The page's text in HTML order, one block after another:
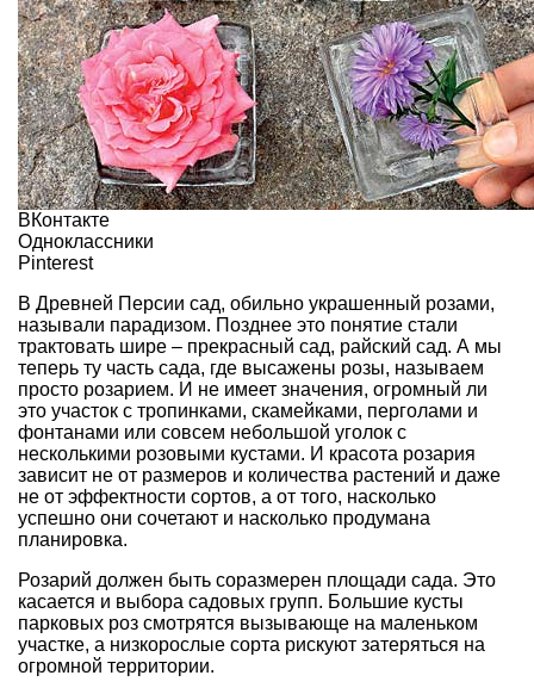
ВКонтакте
Одноклассники
Pinterest
В Древней Персии сад, обильно украшенный розами,
называли парадизом. Позднее это понятие стали
трактовать шире – прекрасный сад, райский сад. А мы
теперь ту часть сада, где высажены розы, называем
просто розарием. И не имеет значения, огромный ли
это участок с тропинками, скамейками, перголами и
фонтанами или совсем небольшой уголок с
несколькими розовыми кустами. И красота розария
зависит не от размеров и количества растений и даже
не от эффектности сортов, а от того, насколько
успешно они сочетают и насколько продумана
планировка.
Розарий должен быть соразмерен площади сада. Это
касается и выбора садовых групп. Большие кусты
парковых роз смотрятся вызывающе на маленьком
участке, а низкорослые сорта рискуют затеряться на
огромной территории.